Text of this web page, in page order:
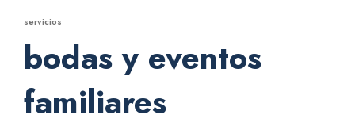
servicios
bodas y eventos
familiares